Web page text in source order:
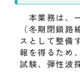
本業務は、
（冬期閉鎖
スとして整備
報を得るため
試験、弾性波